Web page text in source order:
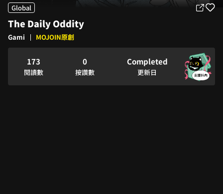
Global
The Daily Oddity
Gami MOJOIN原創
0
1
2
3
2
4
6
7
8
9
0
1
2
3
4
5
閱讀數
0
1
2
按讚數
Completed
更新日